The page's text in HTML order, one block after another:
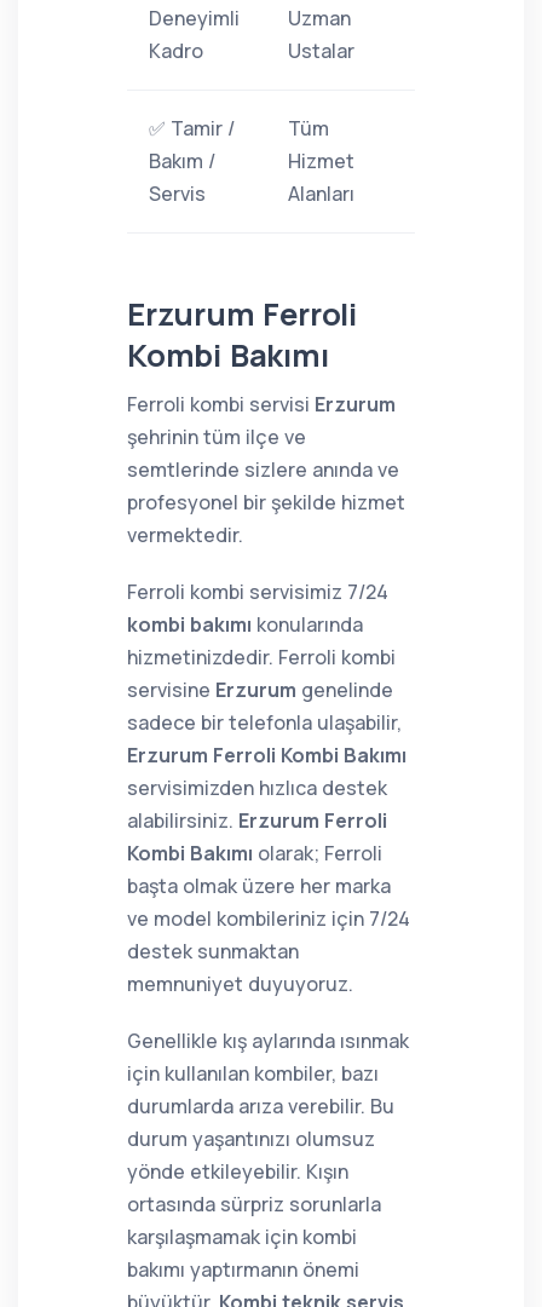
Deneyimli
Kadro
Uzman
Ustalar
✅ Tamir /
Bakım /
Servis
Tüm
Hizmet
Alanları
Erzurum Ferroli
Kombi Bakımı
Ferroli kombi servisi Erzurum
şehrinin tüm ilçe ve
semtlerinde sizlere anında ve
profesyonel bir şekilde hizmet
vermektedir.
Ferroli kombi servisimiz 7/24
kombi bakımı konularında
hizmetinizdedir. Ferroli kombi
servisine Erzurum genelinde
sadece bir telefonla ulaşabilir,
Erzurum Ferroli Kombi Bakımı
servisimizden hızlıca destek
alabilirsiniz. Erzurum Ferroli
Kombi Bakımı olarak; Ferroli
başta olmak üzere her marka
ve model kombileriniz için 7/24
destek sunmaktan
memnuniyet duyuyoruz.
Genellikle kış aylarında ısınmak
için kullanılan kombiler, bazı
durumlarda arıza verebilir. Bu
durum yaşantınızı olumsuz
yönde etkileyebilir. Kışın
ortasında sürpriz sorunlarla
karşılaşmamak için kombi
bakımı yaptırmanın önemi